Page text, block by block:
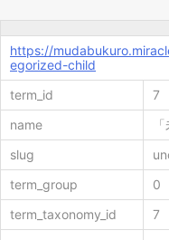
https://
egorized-child
term_id
7
name
slug
term_group
0
term_taxonomy_id
7